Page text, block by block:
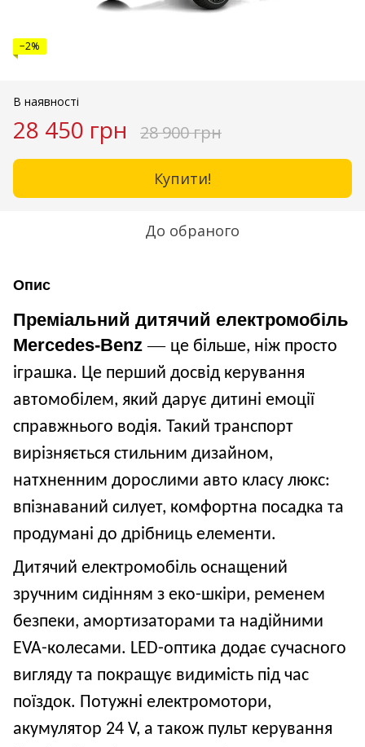
−2%
В наявності
28 450 грн 28 900 грн
Купити!
До обраного
Опис
Преміальний дитячий електромобіль
Mercedes-Benz — це більше, ніж просто
іграшка. Це перший досвід керування
автомобілем, який дарує дитині емоції
справжнього водія. Такий транспорт
вирізняється стильним дизайном,
натхненним дорослими авто класу люкс:
впізнаваний силует, комфортна посадка та
продумані до дрібниць елементи.
Дитячий електромобіль оснащений
зручним сидінням з еко-шкіри, ременем
безпеки, амортизаторами та надійними
EVA-колесами. LED-оптика додає сучасного
вигляду та покращує видимість під час
поїздок. Потужні електромотори,
акумулятор 24 V, а також пульт керування